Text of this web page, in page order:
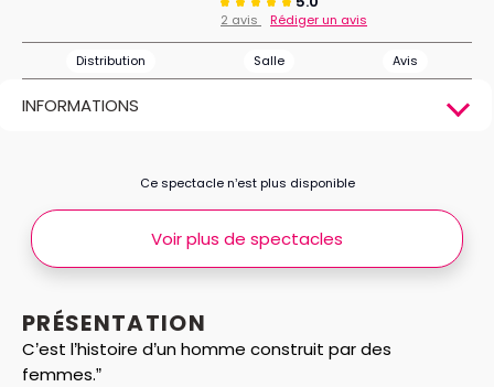
2 avis Rédiger un avis
Distribution Salle Avis
INFORMATIONS
PRÉSENTATION
C’est l’histoire d’un homme construit par des
femmes.”
Ce spectacle n’est plus disponible
Voir plus de spectacles